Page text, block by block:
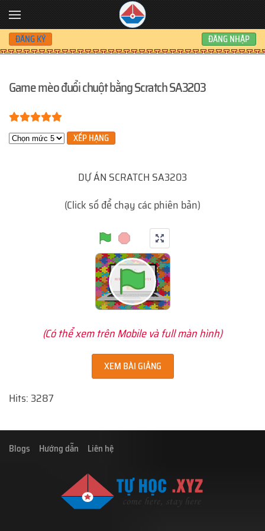
Skip to main content
ĐĂNG KÝ ĐĂNG NHẬP
Game mèo đuổi chuột bằng Scratch SA3203
Bạn đánh giá:
Xin hãy xếp hạng
DỰ ÁN SCRATCH SA3203
(Click số để chạy các phiên bản)
(Có thể xem trên Mobile và full màn hình)
XEM BÀI GIẢNG
Hits: 3287
Blogs Hướng dẫn Liên hệ